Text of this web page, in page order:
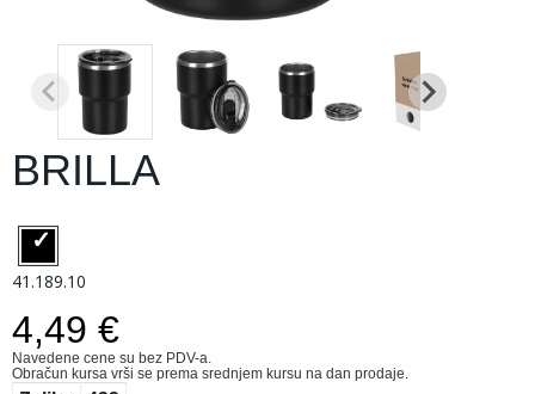
BRILLA
41.189.10
4,49 €
Navedene cene su bez PDV-a.
Obračun kursa vrši se prema srednjem kursu na dan prodaje.